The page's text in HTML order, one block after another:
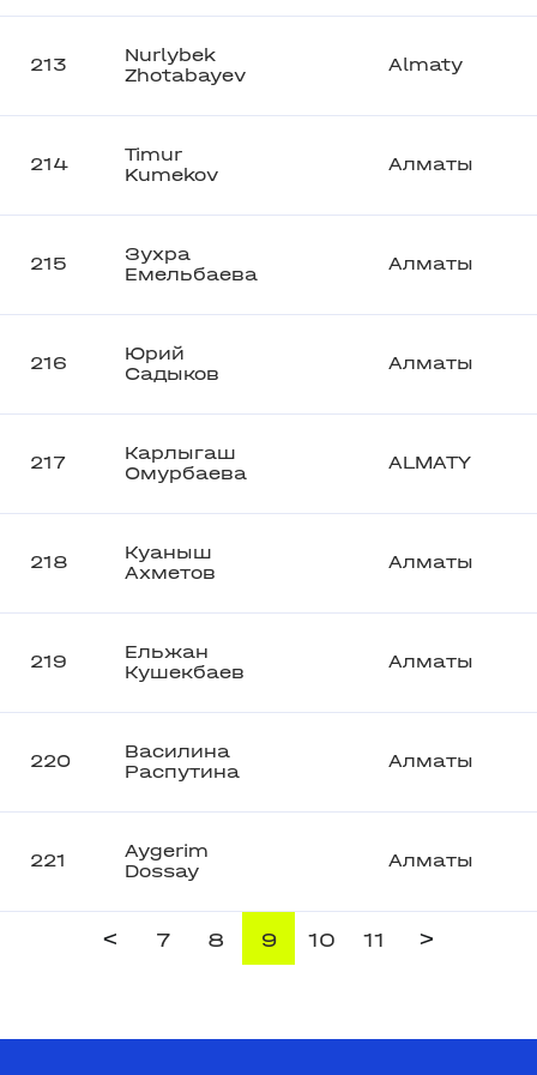
213
Nurlybek
Zhotabayev
Almaty
214
Timur
Kumekov
Алматы
215
Зухра
Емельбаева
Алматы
216
Юрий
Садыков
Алматы
217
Карлыгаш
Омурбаева
ALMATY
218
Куаныш
Ахметов
Алматы
219
Ельжан
Кушекбаев
Алматы
220
Василина
Распутина
Алматы
221
Aygerim
Dossay
Алматы
< 7 8 9 10 11 >